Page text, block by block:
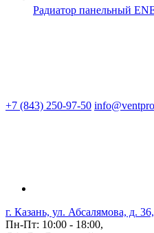
Радиатор панельный
+7 (843) 250-97-50
г. Казань, ул. Абсалямова, д.
Пн-Пт: 10:00 - 18:00,